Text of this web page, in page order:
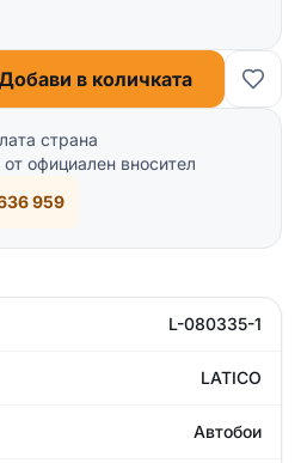
в количката
страна
официален вносител
959
L-080335-1
LATICO
Автобои